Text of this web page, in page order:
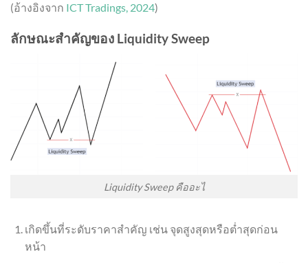
(อ้างอิงจาก ICT Tradings, 2024)
ลักษณะสำคัญของ Liquidity Sweep
Liquidity Sweep คืออะไ
เกิดขึ้นที่ระดับราคาสำคัญ เช่น จุดสูงสุดหรือต่ำสุดก่อน
หน้า